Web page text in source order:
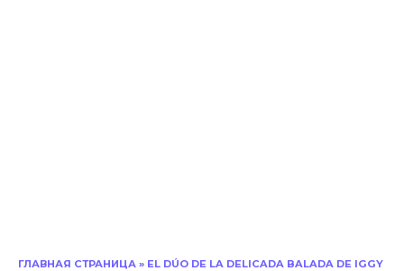
ГЛАВНАЯ СТРАНИЦА » EL DÚO DE LA DELICADA BALADA DE IGGY